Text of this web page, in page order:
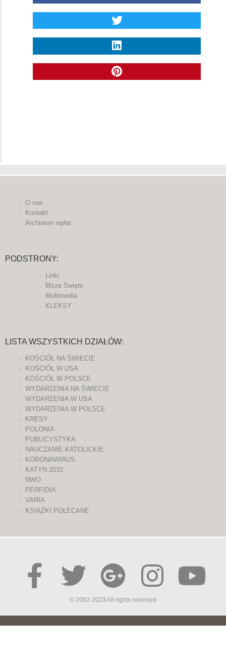
O nas
Kontakt
Archiwum wpłat
PODSTRONY:
Linki
Msze Święte
Multimedia
KLEKSY
LISTA WSZYSTKICH DZIAŁÓW:
KOŚCIÓŁ NA ŚWIECIE
KOŚCIÓŁ W USA
KOŚCIÓŁ W POLSCE
WYDARZENIA NA ŚWIECIE
WYDARZENIA W USA
WYDARZENIA W POLSCE
KRESY
POLONIA
PUBLICYSTYKA
NAUCZANIE KATOLICKIE
KORONAWIRUS
KATYN 2010
NWO
PERFIDIA
VARIA
KSIĄŻKI POLECANE
© 2002-2023 All rights reserved